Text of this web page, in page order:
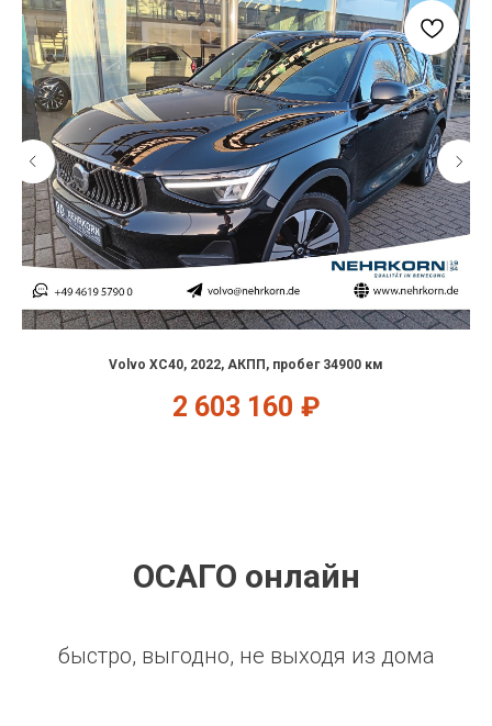
Volvo XC40, 2022, АКПП, пробег 34900 км
2 603 160 ₽
ОСАГО онлайн
быстро, выгодно, не выходя из дома